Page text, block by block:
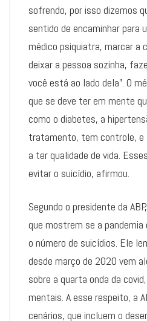
sofrendo, por isso dizemos
sentido de encaminhar para
médico psiquiatra, marcar a
deixar a pessoa sozinha,
você está ao lado dela”. O
que se deve ter em mente
como o diabetes, a
tratamento, tem controle, e
a ter qualidade de vida.
evitar o suicídio, afirmou.
Segundo o presidente da
que mostrem se a
o número de suicídios. Ele
desde março de 2020 vem
sobre a quarta onda da
mentais. A esse respeito, a
cenários, que incluem o